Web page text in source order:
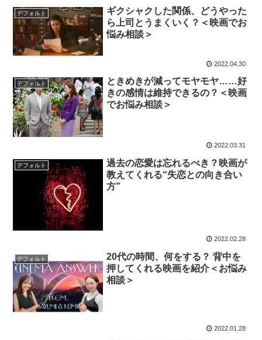
デフォルト
ギクシャクした関係、どうやった
ら上司とうまくいく？＜映画でお
悩み相談＞
2022.04.30
デフォルト
ときめきが減ってモヤモヤ……好
きの感情は維持できるの？＜映画
でお悩み相談＞
2022.03.31
デフォルト
過去の恋愛は忘れるべき？映画が
教えてくれる“失恋との向き合い
方”
2022.02.28
デフォルト
20代の時間、何をする？ 背中を
押してくれる映画を紹介＜お悩み
相談＞
2022.01.28